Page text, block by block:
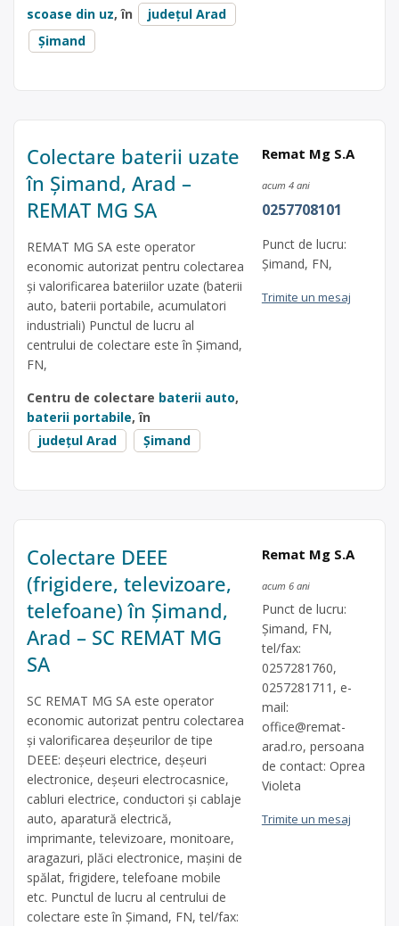
scoase din uz, în
județul Arad
Șimand
Colectare baterii uzate
în Șimand, Arad –
REMAT MG SA
REMAT MG SA este operator
economic autorizat pentru colectarea
și valorificarea bateriilor uzate (baterii
auto, baterii portabile, acumulatori
industriali) Punctul de lucru al
centrului de colectare este în Şimand,
FN,
Centru de colectare baterii auto,
baterii portabile, în
județul Arad
Șimand
Remat Mg S.A
acum 4 ani
0257708101
Punct de lucru:
Şimand, FN,
Trimite un mesaj
Colectare DEEE
(frigidere, televizoare,
telefoane) în Șimand,
Arad – SC REMAT MG
SA
SC REMAT MG SA este operator
economic autorizat pentru colectarea
și valorificarea deșeurilor de tipe
DEEE: deșeuri electrice, deșeuri
electronice, deșeuri electrocasnice,
cabluri electrice, conductori și cablaje
auto, aparatură electrică,
imprimante, televizoare, monitoare,
aragazuri, plăci electronice, mașini de
spălat, frigidere, telefoane mobile
etc. Punctul de lucru al centrului de
colectare este în Şimand, FN, tel/fax:
Remat Mg S.A
acum 6 ani
Punct de lucru:
Şimand, FN,
tel/fax:
0257281760,
0257281711, e-
mail:
office@remat-
arad.ro, persoana
de contact: Oprea
Violeta
Trimite un mesaj